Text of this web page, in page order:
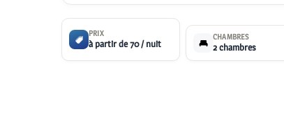
PRIX
à partir de70/ nuit
CHAMBRES
2 chambres